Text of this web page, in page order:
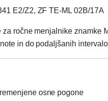
E2/Z2, ZF TE-ML 02B/17A
ročne menjalnike
in do podaljšanih
osne pogone